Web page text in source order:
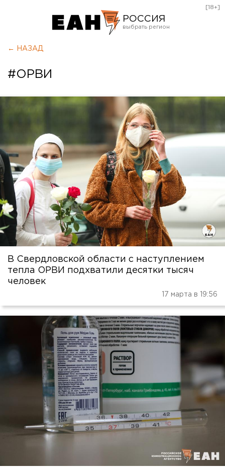
РОССИЯ
Оренбург
[18+]
← НАЗАД
#ОРВИ
В Свердловской области с наступлением
тепла ОРВИ подхватили десятки тысяч
человек
17 марта в 19:56